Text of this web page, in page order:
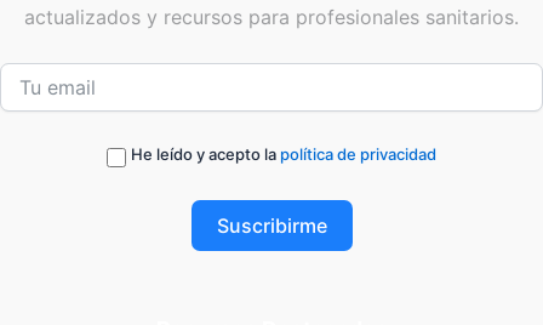
actualizados y recursos para profesionales sanitarios.
He leído y acepto la política de privacidad
Suscribirme